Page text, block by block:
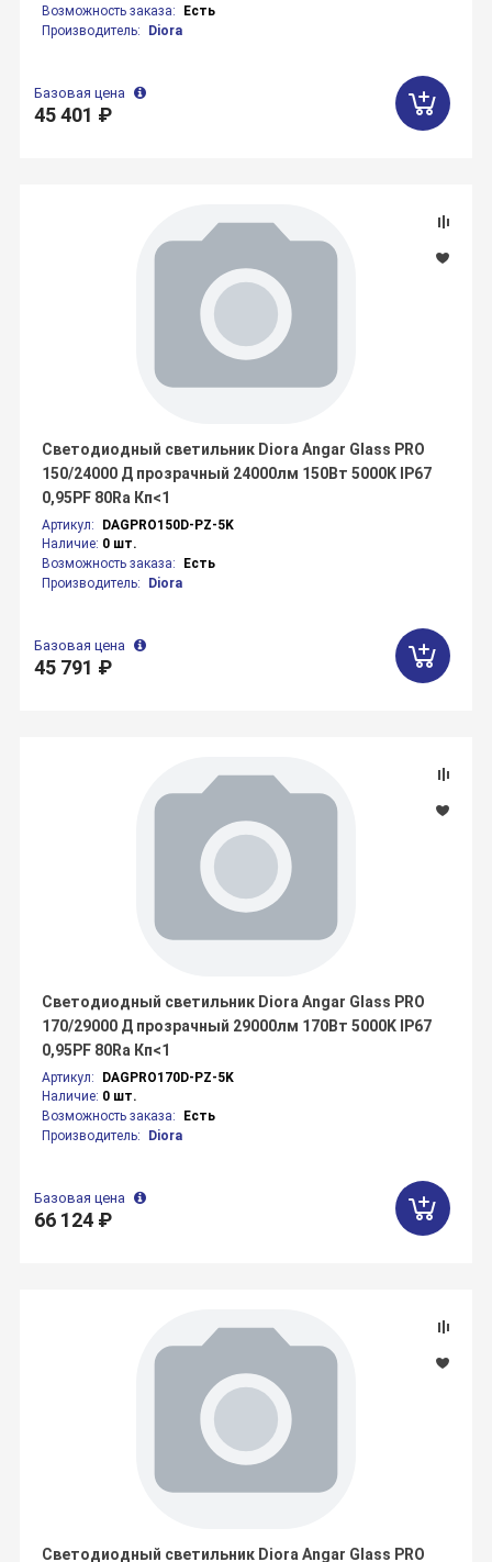
Возможность заказа:
Есть
Производитель:
Diora
Базовая цена
45 401 ₽
Артикул:
DAGPRO150D-PZ-5K
Наличие: 0 шт.
Возможность заказа:
Есть
Производитель:
Diora
Светодиодный светильник Diora Angar Glass PRO
150/24000 Д прозрачный 24000лм 150Вт 5000K IP67
0,95PF 80Ra Кп<1
Базовая цена
45 791 ₽
Артикул:
DAGPRO170D-PZ-5K
Наличие: 0 шт.
Возможность заказа:
Есть
Производитель:
Diora
Светодиодный светильник Diora Angar Glass PRO
170/29000 Д прозрачный 29000лм 170Вт 5000K IP67
0,95PF 80Ra Кп<1
Базовая цена
66 124 ₽
Светодиодный светильник Diora Angar Glass PRO